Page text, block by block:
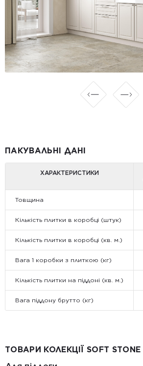
ПАКУВАЛЬНІ ДАНІ
ХАРАКТЕРИСТИКИ
Товщина
Кількість плитки в коробці (штук)
Кількість плитки в коробці (кв. м.)
Вага 1 коробки з плиткою (кг)
Кількість плитки на піддоні (кв. м.)
Вага піддону брутто (кг)
ТОВАРИ КОЛЕКЦІЇ SOFT STONE